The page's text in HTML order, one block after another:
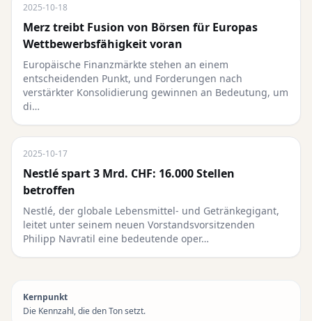
2025-10-18
Merz treibt Fusion von Börsen für Europas
Wettbewerbsfähigkeit voran
Europäische Finanzmärkte stehen an einem
entscheidenden Punkt, und Forderungen nach
verstärkter Konsolidierung gewinnen an Bedeutung, um
di…
2025-10-17
Nestlé spart 3 Mrd. CHF: 16.000 Stellen
betroffen
Nestlé, der globale Lebensmittel- und Getränkegigant,
leitet unter seinem neuen Vorstandsvorsitzenden
Philipp Navratil eine bedeutende oper…
Kernpunkt
Die Kennzahl, die den Ton setzt.